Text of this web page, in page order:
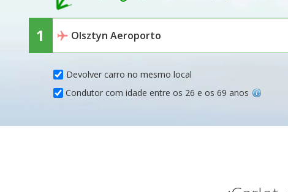
Devolver carro no mesmo local
Condutor com idade entre os 26 e os 69 anos